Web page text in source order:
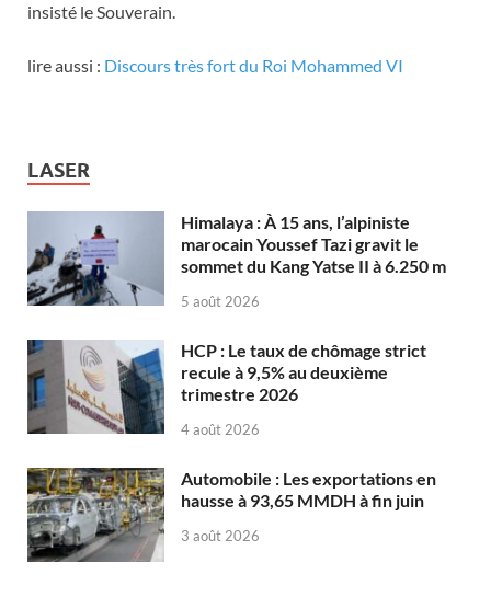
insisté le Souverain.
lire aussi : Discours très fort du Roi Mohammed VI
LASER
Himalaya : À 15 ans, l’alpiniste
marocain Youssef Tazi gravit le
sommet du Kang Yatse II à 6.250 m
5 août 2026
HCP : Le taux de chômage strict
recule à 9,5% au deuxième
trimestre 2026
4 août 2026
Automobile : Les exportations en
hausse à 93,65 MMDH à fin juin
3 août 2026